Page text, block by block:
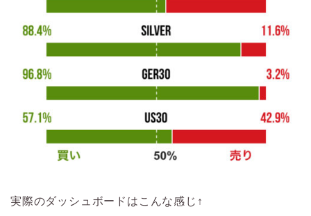
実際のダッシュボードはこんな感じ ↑